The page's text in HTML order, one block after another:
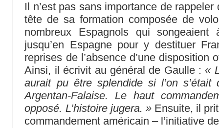
Il n’est pas sans importance de
tête de sa formation composée de
nombreux Espagnols qui songeaient
jusqu’en Espagne pour y destituer
reprises de l’absence d’une disposition
Ainsi, il écrivit au général de Gaulle : «
aurait pu être splendide si l’on
Argentan-Falaise. Le haut
opposé. L’histoire jugera. »Ensuite, il prit
commandement américain – l’initiative